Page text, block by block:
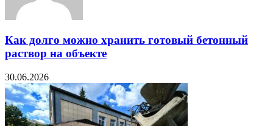
Как долго можно хранить готовый бетонный
раствор на объекте
30.06.2026